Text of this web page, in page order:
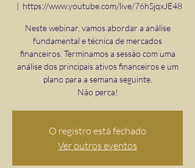
  |
https://www.youtube.com/live/76hSjqxJE48
Neste webinar, vamos abordar a análise
fundamental e técnica de mercados
financeiros. Terminamos a sessão com uma
análise dos principais ativos financeiros e um
plano para a semana seguinte.
O registro está fechado
Ver outros eventos